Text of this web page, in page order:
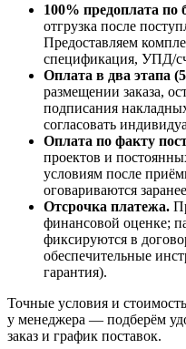
100% предоплата по
отгрузка после
Предоставляем
спецификация, УПД/
Оплата в два этапа
размещении заказа,
подписания
согласовать
Оплата по факту
проектов и
условиям после
оговариваются
Отсрочка платежа.
финансовой оценке;
фиксируются в
обеспечительные
гарантия).
Точные условия и
у менеджера — подберём
заказ и график поставок.